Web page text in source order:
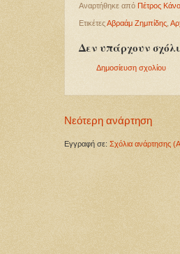
Αναρτήθηκε από Πέτρος
ΕτικέτεςΑβραάμ Ζημπίδης
Δεν υπάρχουν
Δημοσίευση σχολίου
Νεότερη ανάρτηση
Εγγραφή σε: Σχόλια ανάρτησης